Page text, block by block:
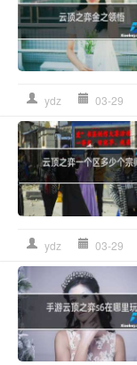
ydz 03-29
ydz 03-29